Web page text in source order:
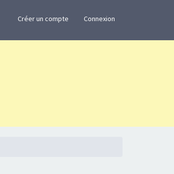
Créer un compte Connexion